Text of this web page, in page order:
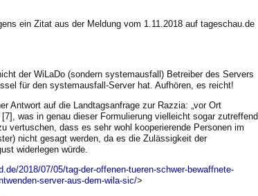
ein Zitat aus der Meldung vom 1.11.2018 auf tageschau.de
der WiLaDo (sondern systemausfall) Betreiber des Servers
für den systemausfall-Server hat. Aufhören, es reicht!
Antwort auf die Landtagsanfrage zur Razzia: „vor Ort
was in genau dieser Formulierung vielleicht sogar zutreffend
vertuschen, dass es sehr wohl kooperierende Personen im
nicht gesagt werden, da es die Zulässigkeit der
widerlegen würde.
2018/07/05/tag-der-offenen-tueren-schwer-bewaffnete-
server-aus-dem-wila-sic/>